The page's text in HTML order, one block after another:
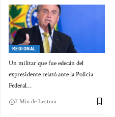
REGIONAL
Un militar que fue edecán del
expresidente relató ante la Policía
Federal…
7 Min de Lectura